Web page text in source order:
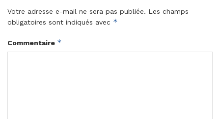
Votre adresse e-mail ne sera pas publiée. Les champs
obligatoires sont indiqués avec *
Commentaire *